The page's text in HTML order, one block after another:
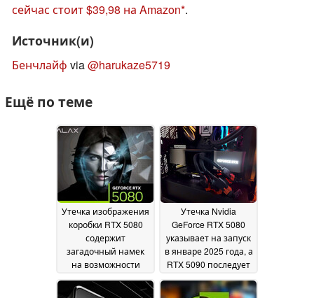
сейчас стоит $39,98 на Amazon .
Источник(и)
Бенчлайф via@harukaze5719
Ещё по теме
Утечка изображения
коробки RTX 5080
содержит
загадочный намек
на возможности
нейронного
рендеринга25
Утечка Nvidia
GeForce RTX 5080
указывает на запуск
в январе 2025 года, а
RTX 5090 последует
вскоре после этого23
December 2024